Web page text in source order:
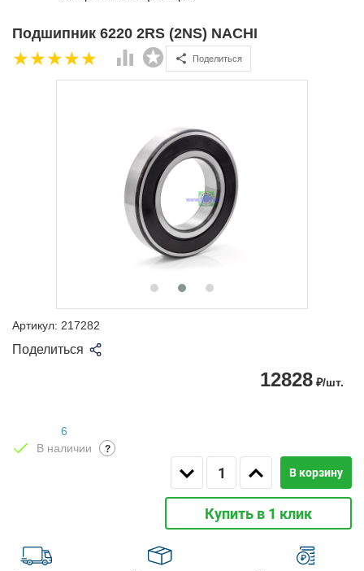
Подшипник 6220 2RS (2NS) NACHI
Поделиться
Артикул: 217282
Поделиться
12828 ₽/шт.
6
В наличии
?
В корзину
Купить в 1 клик